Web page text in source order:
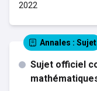
2022
Annales : Sujet
Sujet officiel